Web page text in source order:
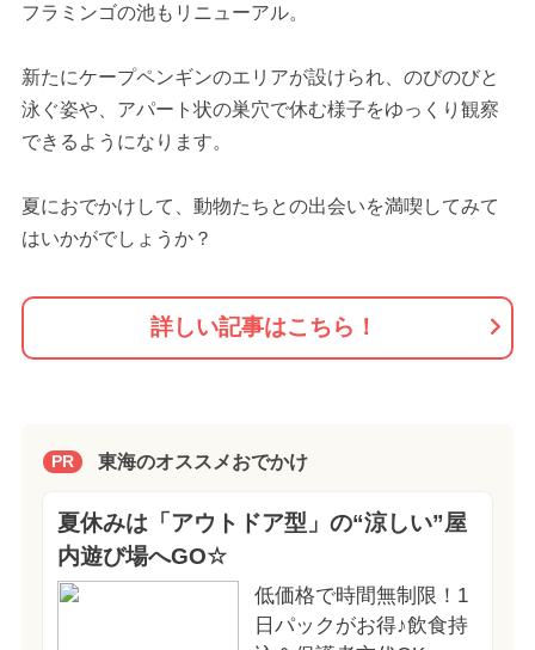
フラミンゴの池もリニューアル。
新たにケープペンギンのエリアが設けられ、のびのびと
泳ぐ姿や、アパート状の巣穴で休む様子をゆっくり観察
できるようになります。
夏におでかけして、動物たちとの出会いを満喫してみて
はいかがでしょうか？
詳しい記事はこちら！
PR 東海のオススメおでかけ
夏休みは「アウトドア型」の“涼しい”屋
内遊び場へGO☆
低価格で時間無制限！1
日パックがお得♪飲食持